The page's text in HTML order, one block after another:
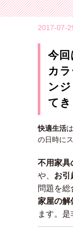
2017-07-
今回
カ
ン
てき
快適生活
の日時に
不用家具
や、 お引
問題を総
家屋の解
ます。是